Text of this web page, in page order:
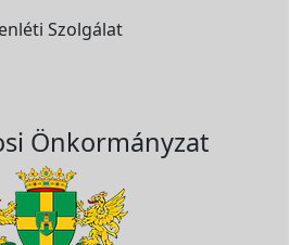
Szolgálat
Önkormányzat